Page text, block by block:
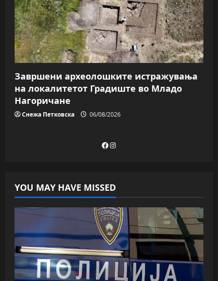
Завршени археолошките истражувања
на локалитетот Градиште во Младо
Нагоричане
Снежа Петковска 06/08/2026
Facebook
Instagram
YOU MAY HAVE MISSED